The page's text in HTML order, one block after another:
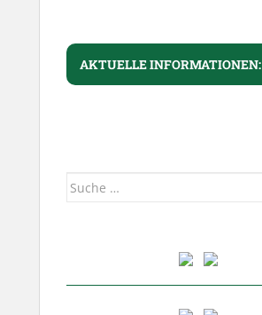
AKTUELLE INFORMATIONEN:
Suche